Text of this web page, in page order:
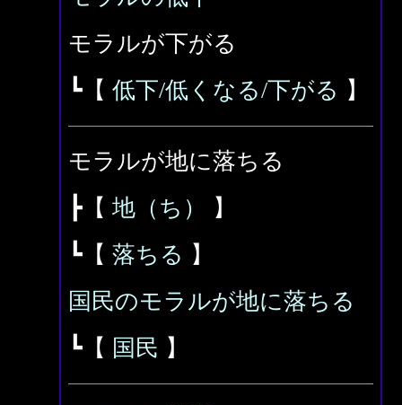
モラルが下がる
┗【 低下/低くなる/下がる 】
モラルが地に落ちる
┣【 地（ち）
】
┗【 落ちる 】
国民のモラルが地に落ちる
┗【 国民 】